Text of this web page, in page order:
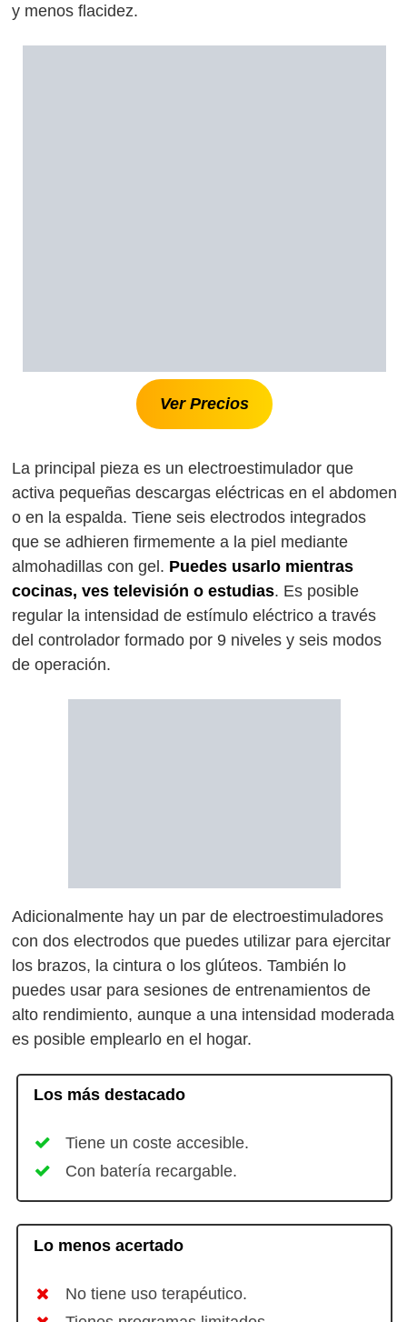
y menos flacidez.
Ver Precios
La principal pieza es un electroestimulador que
activa pequeñas descargas eléctricas en el abdomen
o en la espalda. Tiene seis electrodos integrados
que se adhieren firmemente a la piel mediante
almohadillas con gel. Puedes usarlo mientras
cocinas, ves televisión o estudias. Es posible
regular la intensidad de estímulo eléctrico a través
del controlador formado por 9 niveles y seis modos
de operación.
Adicionalmente hay un par de electroestimuladores
con dos electrodos que puedes utilizar para ejercitar
los brazos, la cintura o los glúteos. También lo
puedes usar para sesiones de entrenamientos de
alto rendimiento, aunque a una intensidad moderada
es posible emplearlo en el hogar.
Los más destacado
Tiene un coste accesible.
Con batería recargable.
Lo menos acertado
No tiene uso terapéutico.